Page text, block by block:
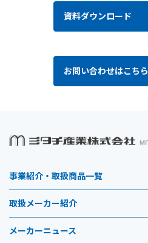
資料ダウンロード
お問い合わせはこちら
事業紹介・取扱商品一覧
取扱メーカー紹介
メーカーニュース